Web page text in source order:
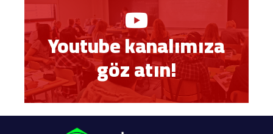
Youtube kanalımıza
göz atın!